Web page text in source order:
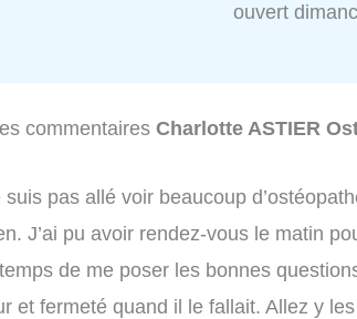
ouvert
commentaires Charlotte ASTIER
suis pas allé voir beaucoup
J’ai pu avoir rendez-vous le matin
de me poser les bonnes
et fermeté quand il le fallait. Allez y